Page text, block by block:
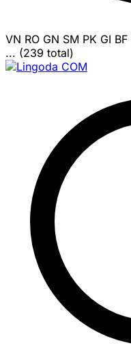
VN RO GN SM PK GI BF
... (239 total)